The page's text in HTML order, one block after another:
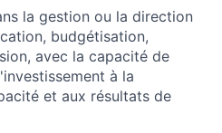
la gestion ou la direction
budgétisation,
avec la capacité de
à la
et aux résultats de